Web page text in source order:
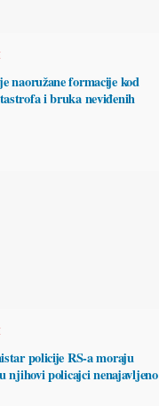
naoružane formacije kod
i bruka neviđenih
policije RS-a moraju
njihovi policajci nenajavljeno